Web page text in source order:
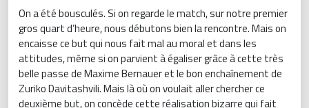
On a été bousculés. Si on regarde le match, sur notre premier
gros quart d’heure, nous débutons bien la rencontre. Mais on
encaisse ce but qui nous fait mal au moral et dans les
attitudes, même si on parvient à égaliser grâce à cette très
belle passe de Maxime Bernauer et le bon enchaînement de
Zuriko Davitashvili. Mais là où on voulait aller chercher ce
deuxième but, on concède cette réalisation bizarre qui fait